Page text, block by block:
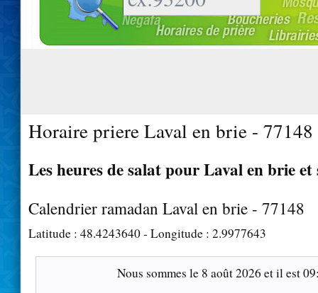
Horaire priere Laval en brie - 77148
Les heures de salat pour Laval en brie et
Calendrier ramadan Laval en brie - 77148
Latitude : 48.4243640- Longitude : 2.9977643
Nous sommes le 8 août 2026 et il est